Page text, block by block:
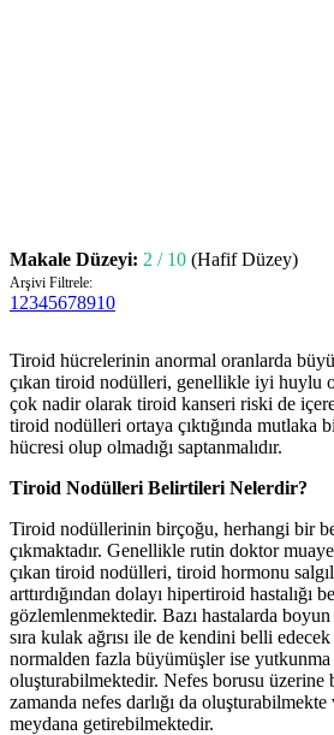
Makale Düzeyi: 2 / 10 (Hafif Düzey)
Arşivi Filtrele:
1 2345678910
Tiroid hücrelerinin anormal oranlarda
çıkan tiroid nodülleri, genellikle iyi huylu
çok nadir olarak tiroid kanseri riski de
tiroid nodülleri ortaya çıktığında mutlaka
hücresi olup olmadığı saptanmalıdır.
Tiroid Nodülleri Belirtileri Nelerdir?
Tiroid nodüllerinin birçoğu, herhangi bir
çıkmaktadır. Genellikle rutin doktor
çıkan tiroid nodülleri, tiroid hormonu
arttırdığından dolayı hipertiroid hastalığı
gözlemlenmektedir. Bazı hastalarda boyun
sıra kulak ağrısı ile de kendini belli
normalden fazla büyümüşler ise
oluşturabilmektedir. Nefes borusu üzerine
zamanda nefes darlığı da oluşturabilmekte
meydana getirebilmektedir.